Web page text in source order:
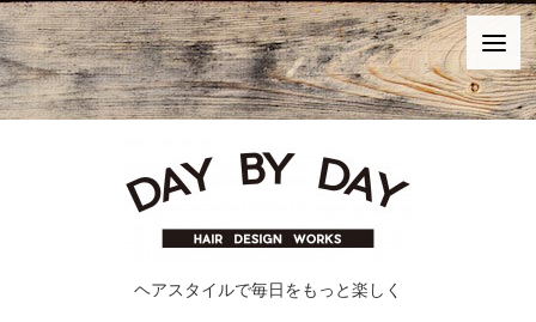
ヘアスタイルで毎日をもっと楽しく